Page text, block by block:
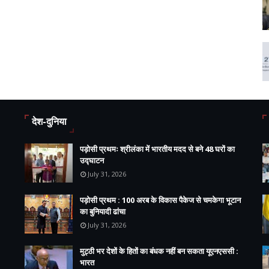
देश-दुनिया
पड़ोसी प्रथमः श्रीलंका में भारतीय मदद से बने 48 घरों का
उद्घाटन
July 31, 2026
पड़ोसी प्रथम : 100 अरब के विकास पैकेज से चमकेगा भूटान
का बुनियादी ढांचा
July 31, 2026
मुट्ठी भर देशों के हितों का बंधक नहीं बन सकता यूएनएससी :
भारत